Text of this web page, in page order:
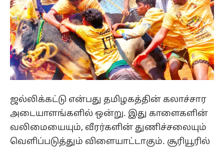
ஜல்லிக்கட்டு என்பது தமிழகத்தின் கலாச்சார
அடையாளங்களில் ஒன்று. இது காளைகளின்
வலிமையையும், வீரர்களின் துணிச்சலையும்
வெளிப்படுத்தும் விளையாட்டாகும். சூரியூரில்